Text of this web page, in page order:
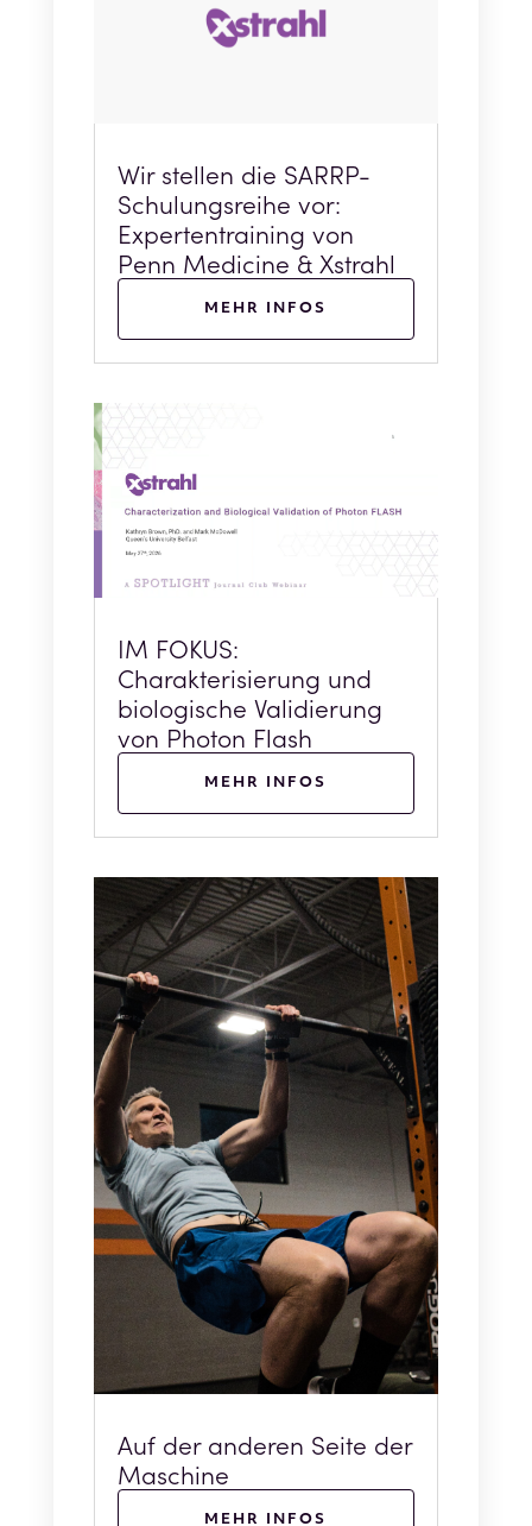
Wir stellen die SARRP-
Schulungsreihe vor:
Expertentraining von
Penn Medicine & Xstrahl
MEHR INFOS
IM FOKUS:
Charakterisierung und
biologische Validierung
von Photon Flash
MEHR INFOS
Auf der anderen Seite der
Maschine
MEHR INFOS